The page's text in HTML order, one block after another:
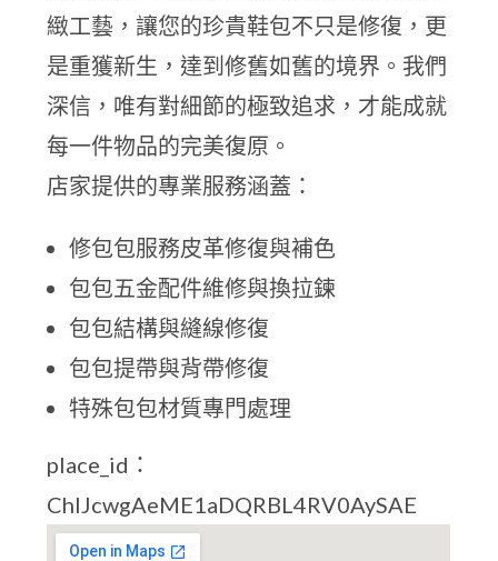
緻工藝，讓您的珍貴鞋包不只是修復，更
是重獲新生，達到修舊如舊的境界。我們
深信，唯有對細節的極致追求，才能成就
每一件物品的完美復原。
店家提供的專業服務涵蓋：
修包包服務皮革修復與補色
包包五金配件維修與換拉鍊
包包結構與縫線修復
包包提帶與背帶修復
特殊包包材質專門處理
place_id：
ChIJcwgAeME1aDQRBL4RV0AySAE